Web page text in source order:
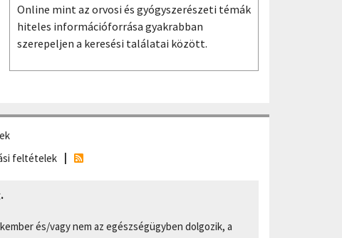
Online mint az orvosi és gyógyszerészeti témák
hiteles információforrása gyakrabban
szerepeljen a keresési találatai között.
feltételek
és/vagy nem az egészségügyben dolgozik, a